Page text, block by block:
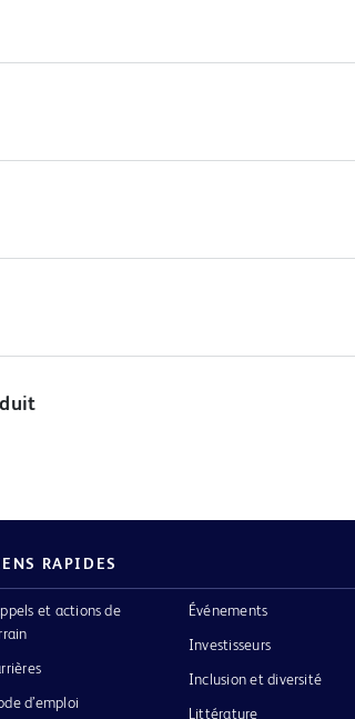
RAPIDES
et actions de
d’emploi
Événements
Investisseurs
Inclusion et diversité
Littérature